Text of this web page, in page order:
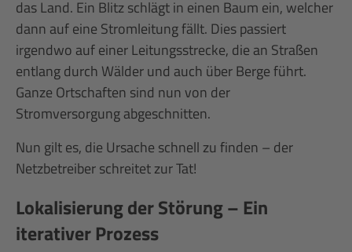
das Land. Ein Blitz schlägt in einen Baum ein, welcher
dann auf eine Stromleitung fällt. Dies passiert
irgendwo auf einer Leitungsstrecke, die an Straßen
entlang durch Wälder und auch über Berge führt.
Ganze Ortschaften sind nun von der
Stromversorgung abgeschnitten.
Nun gilt es, die Ursache schnell zu finden – der
Netzbetreiber schreitet zur Tat!
Lokalisierung der Störung – Ein
iterativer Prozess